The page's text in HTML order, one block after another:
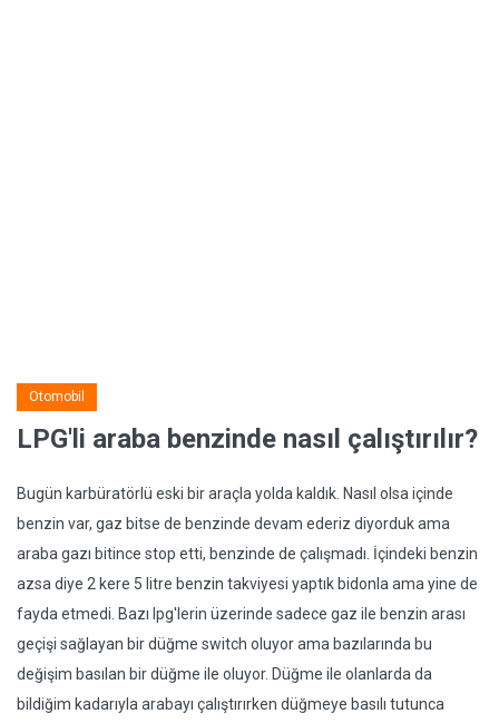
Otomobil
LPG'li araba benzinde nasıl çalıştırılır?
Bugün karbüratörlü eski bir araçla yolda kaldık. Nasıl olsa içinde
benzin var, gaz bitse de benzinde devam ederiz diyorduk ama
araba gazı bitince stop etti, benzinde de çalışmadı. İçindeki benzin
azsa diye 2 kere 5 litre benzin takviyesi yaptık bidonla ama yine de
fayda etmedi. Bazı lpg'lerin üzerinde sadece gaz ile benzin arası
geçişi sağlayan bir düğme switch oluyor ama bazılarında bu
değişim basılan bir düğme ile oluyor. Düğme ile olanlarda da
bildiğim kadarıyla arabayı çalıştırırken düğmeye basılı tutunca